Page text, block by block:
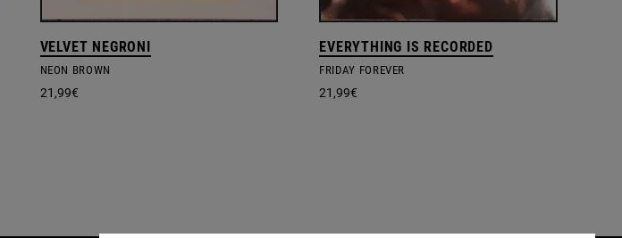
VELVET NEGRONI
NEON BROWN
21,99€
EVERYTHING IS RECORDED
FRIDAY FOREVER
21,99€